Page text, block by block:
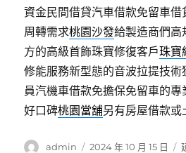
資金民間借貸汽車借款免留車
周轉需求桃園沙發給製造商們高
方的高級首飾珠寶修復客戶珠寶
修能服務新型態的音波拉提技術
員汽機車借款免擔保免留車的
好口碑桃園當舖另有房屋借款或
作
admin
發
2024 年 10 月 15 日